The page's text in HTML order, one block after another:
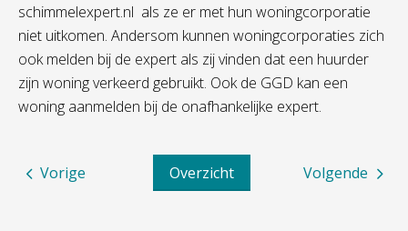
schimmelexpert.nl als ze er met hun woningcorporatie
niet uitkomen. Andersom kunnen woningcorporaties zich
ook melden bij de expert als zij vinden dat een huurder
zijn woning verkeerd gebruikt. Ook de GGD kan een
woning aanmelden bij de onafhankelijke expert.
Volgende
Overzicht
Vorige